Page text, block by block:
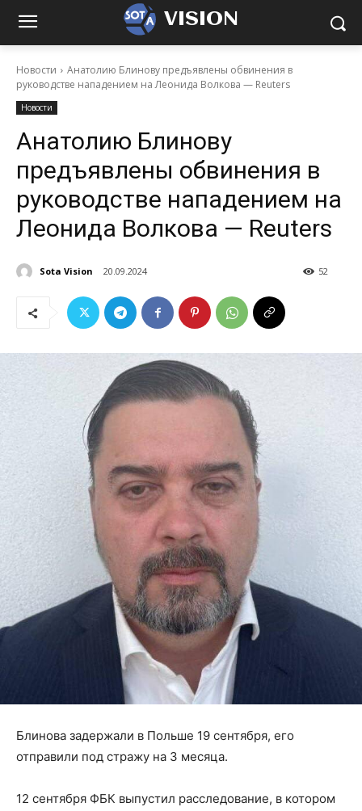
VISION
Новости
Анатолию Блинову предъявлены обвинения в
руководстве нападением на Леонида Волкова — Reuters
Новости
Анатолию Блинову
предъявлены обвинения в
руководстве нападением на
Леонида Волкова — Reuters
Sota Vision 20.09.2024 52
Блинова задержали в Польше 19 сентября, его
отправили под стражу на 3 месяца.
12 сентября ФБК выпустил расследование, в котором